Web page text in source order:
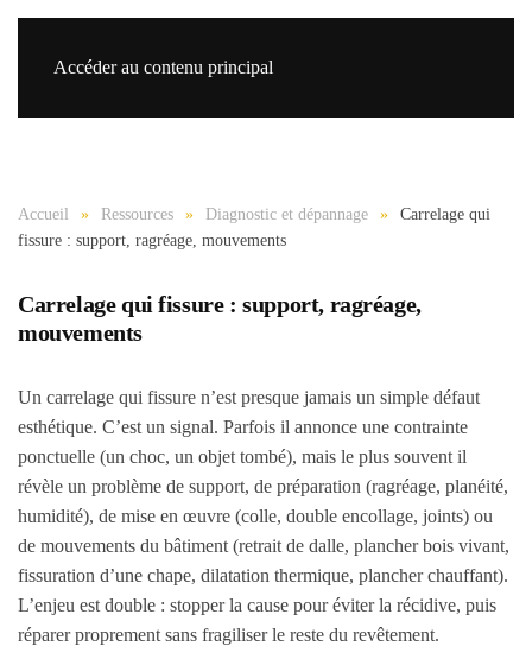
Accéder au contenu principal
Accueil Ressources Diagnostic et dépannage
Carrelage qui
fissure : support, ragréage, mouvements
Carrelage qui fissure : support, ragréage,
mouvements
Un carrelage qui fissure n’est presque jamais un simple défaut
esthétique. C’est un signal. Parfois il annonce une contrainte
ponctuelle (un choc, un objet tombé), mais le plus souvent il
révèle un problème de support, de préparation (ragréage, planéité,
humidité), de mise en œuvre (colle, double encollage, joints) ou
de mouvements du bâtiment (retrait de dalle, plancher bois vivant,
fissuration d’une chape, dilatation thermique, plancher chauffant).
L’enjeu est double : stopper la cause pour éviter la récidive, puis
réparer proprement sans fragiliser le reste du revêtement.